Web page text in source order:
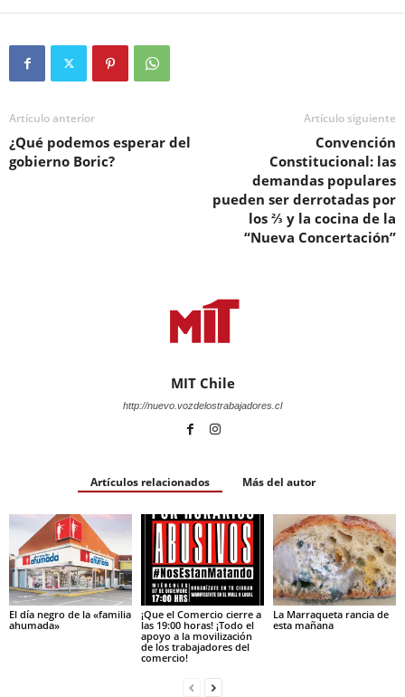
Artículo anterior
¿Qué podemos esperar del
gobierno Boric?
Artículo siguiente
Convención
Constitucional: las
demandas populares
pueden ser derrotadas por
los ⅔ y la cocina de la
“Nueva Concertación”
MIT Chile
http://nuevo.vozdelostrabajadores.cl
Artículos relacionados Más del autor
El día negro de la «familia
ahumada»
¡Que el Comercio cierre a
las 19:00 horas! ¡Todo el
apoyo a la movilización
de los trabajadores del
comercio!
La Marraqueta rancia de
esta mañana